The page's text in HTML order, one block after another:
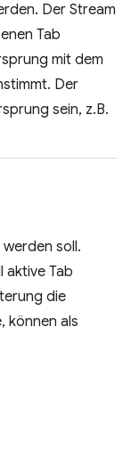
Der Stream
Tab
mit dem
Der
sein, z.B.
soll.
aktive Tab
die
können als